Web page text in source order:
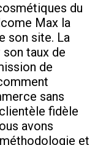
du
Max la
son site. La
taux de
de
sans
fidèle
avons
et